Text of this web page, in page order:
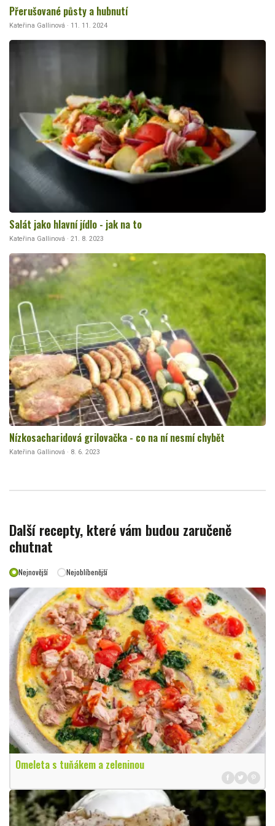
Přerušované půsty a hubnutí
Kateřina Gallinová · 11. 11. 2024
Salát jako hlavní jídlo - jak na to
Kateřina Gallinová · 21. 8. 2023
Nízkosacharidová grilovačka - co na ní nesmí chybět
Kateřina Gallinová · 8. 6. 2023
Další recepty, které vám budou zaručeně
chutnat
Nejnovější Nejoblíbenější
Omeleta s tuňákem a zeleninou